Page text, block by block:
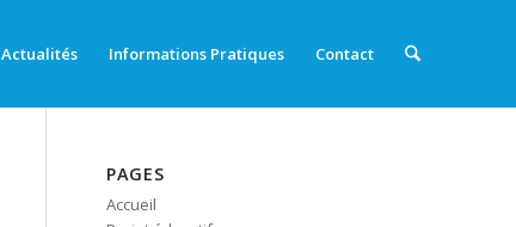
Actualités Informations Pratiques Contact
PAGES
Accueil